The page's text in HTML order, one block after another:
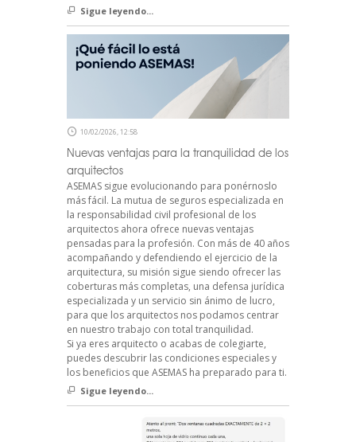
Sigue leyendo...
10/02/2026, 12:58
Nuevas ventajas para la tranquilidad de los
arquitectos
ASEMAS sigue evolucionando para ponérnoslo
más fácil. La mutua de seguros especializada en
la responsabilidad civil profesional de los
arquitectos ahora ofrece nuevas ventajas
pensadas para la profesión. Con más de 40 años
acompañando y defendiendo el ejercicio de la
arquitectura, su misión sigue siendo ofrecer las
coberturas más completas, una defensa jurídica
especializada y un servicio sin ánimo de lucro,
para que los arquitectos nos podamos centrar
en nuestro trabajo con total tranquilidad.
Si ya eres arquitecto o acabas de colegiarte,
puedes descubrir las condiciones especiales y
los beneficios que ASEMAS ha preparado para ti.
Sigue leyendo...